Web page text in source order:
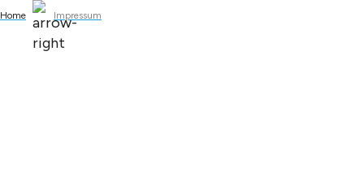
springen
Home Impressum